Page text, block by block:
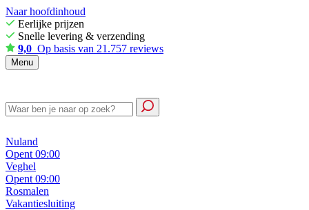
Naar hoofdinhoud
Eerlijke prijzen
Snelle levering & verzending
9,0 Op basis van 21.757 reviews
Menu
Nuland
Opent 09:00
Veghel
Opent 09:00
Rosmalen
Vakantiesluiting